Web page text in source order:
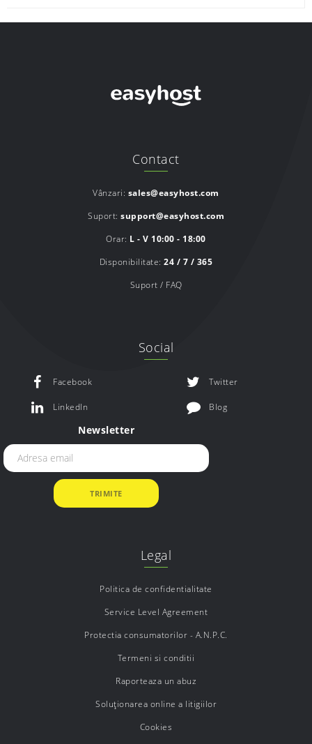
Legal
Politica de confidentialitate
Service Level Agreement
Protectia consumatorilor - A.N.P.C.
Termeni si conditii
Raporteaza un abuz
Soluționarea online a litigiilor
Cookies
Contact
Vânzari: sales@easyhost.com
Suport: support@easyhost.com
Orar: L - V 10:00 - 18:00
Disponibilitate:24 / 7 / 365
Suport / FAQ
Social
Facebook Twitter
LinkedIn Blog
Newsletter